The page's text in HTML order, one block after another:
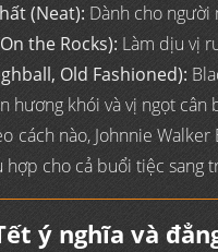
(Neat): Dành cho
the Rocks): Làm dịu vị
Old Fashioned):
hương khói và vị ngọt cân
cách nào, Johnnie
hợp cho cả buổi tiệc sang
ý nghĩa và